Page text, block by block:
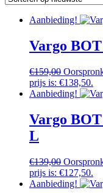
Aanbieding!
Vargo
€159,00
prijs is: €138,50.
Aanbieding!
Vargo
L
€139,00
prijs is: €127,50.
Aanbieding!